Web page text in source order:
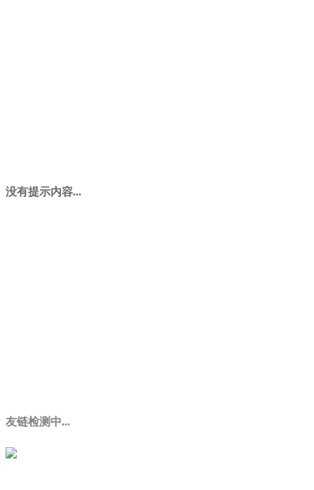
没有提示内容...
友链检测中...